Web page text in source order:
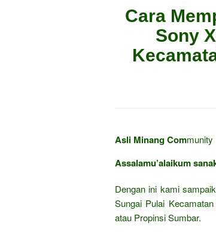
Cara
Sony
Asli Minang Community
Assalamu’alaikum
Dengan ini kami
Sungai Pulai
atau Propinsi Sumbar.